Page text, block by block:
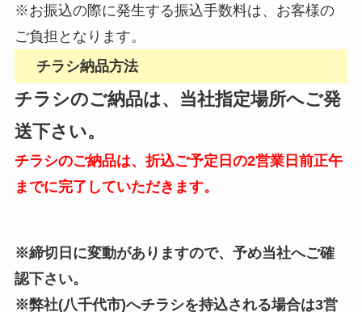
※お振込の際に発生する振込手数料は、お客様の
ご負担となります。
チラシ納品方法
チラシのご納品は、当社指定場所へご発
送下さい。
チラシのご納品は、折込ご予定日の2営業日前正午
までに完了していただきます。
※締切日に変動がありますので、予め当社へご確
認下さい。
※弊社(八千代市)へチラシを持込される場合は3営